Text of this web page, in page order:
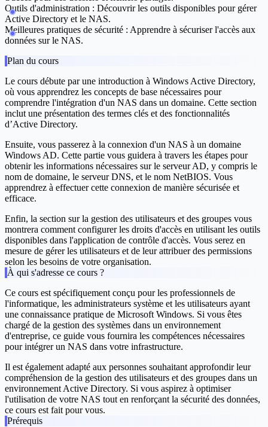
Outils d'administration : Découvrir les outils disponibles pour gérer
Active Directory et le NAS.
Meilleures pratiques de sécurité : Apprendre à sécuriser l'accès aux
données sur le NAS.
Plan du cours
Le cours débute par une introduction à Windows Active Directory,
où vous apprendrez les concepts de base nécessaires pour
comprendre l'intégration d'un NAS dans un domaine. Cette section
inclut une présentation des termes clés et des fonctionnalités
d’Active Directory.
Ensuite, vous passerez à la connexion d'un NAS à un domaine
Windows AD. Cette partie vous guidera à travers les étapes pour
obtenir les informations nécessaires sur le serveur AD, y compris le
nom de domaine, le serveur DNS, et le nom NetBIOS. Vous
apprendrez à effectuer cette connexion de manière sécurisée et
efficace.
Enfin, la section sur la gestion des utilisateurs et des groupes vous
montrera comment configurer les droits d'accès en utilisant les outils
disponibles dans l'application de contrôle d'accès. Vous serez en
mesure de gérer les utilisateurs et de leur attribuer des permissions
selon les besoins de votre organisation.
À qui s'adresse ce cours ?
Ce cours est spécifiquement conçu pour les professionnels de
l'informatique, les administrateurs système et les utilisateurs ayant
une connaissance pratique de Microsoft Windows. Si vous êtes
chargé de la gestion des systèmes dans un environnement
d'entreprise, ce guide vous fournira les compétences nécessaires
pour intégrer un NAS dans votre infrastructure.
Il est également adapté aux personnes souhaitant approfondir leur
compréhension de la gestion des utilisateurs et des groupes dans un
environnement Active Directory. Si vous aspirez à optimiser
l'utilisation de votre NAS tout en renforçant la sécurité des données,
ce cours est fait pour vous.
Prérequis